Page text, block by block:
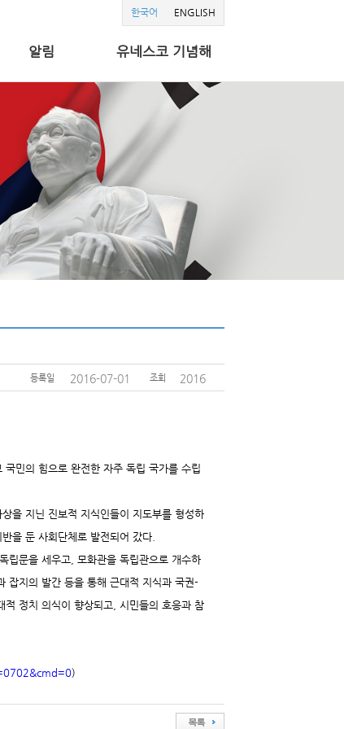
한국어 ENGLISH
알림 유네스코 기념해
등록일 2016-07-01 조회 2016
민의 힘으로 완전한 자주 독립 국가를 수립
을 지닌 진보적 지식인들이 지도부를 형성하
을 둔 사회단체로 발전되어 갔다.
립문을 세우고, 모화관을 독립관으로 개수하
잡지의 발간 등을 통해 근대적 지식과 국권-
정치 의식이 향상되고, 시민들의 호응과 참
)